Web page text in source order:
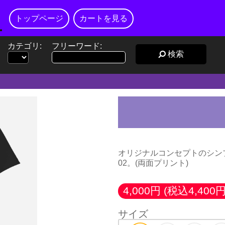
トップページ カートを見る
カテゴリ:
フリーワード:
検索
オリジナルコンセプトのシ
02。(両面プリント)
4,000円 (税込4,400
サイズ